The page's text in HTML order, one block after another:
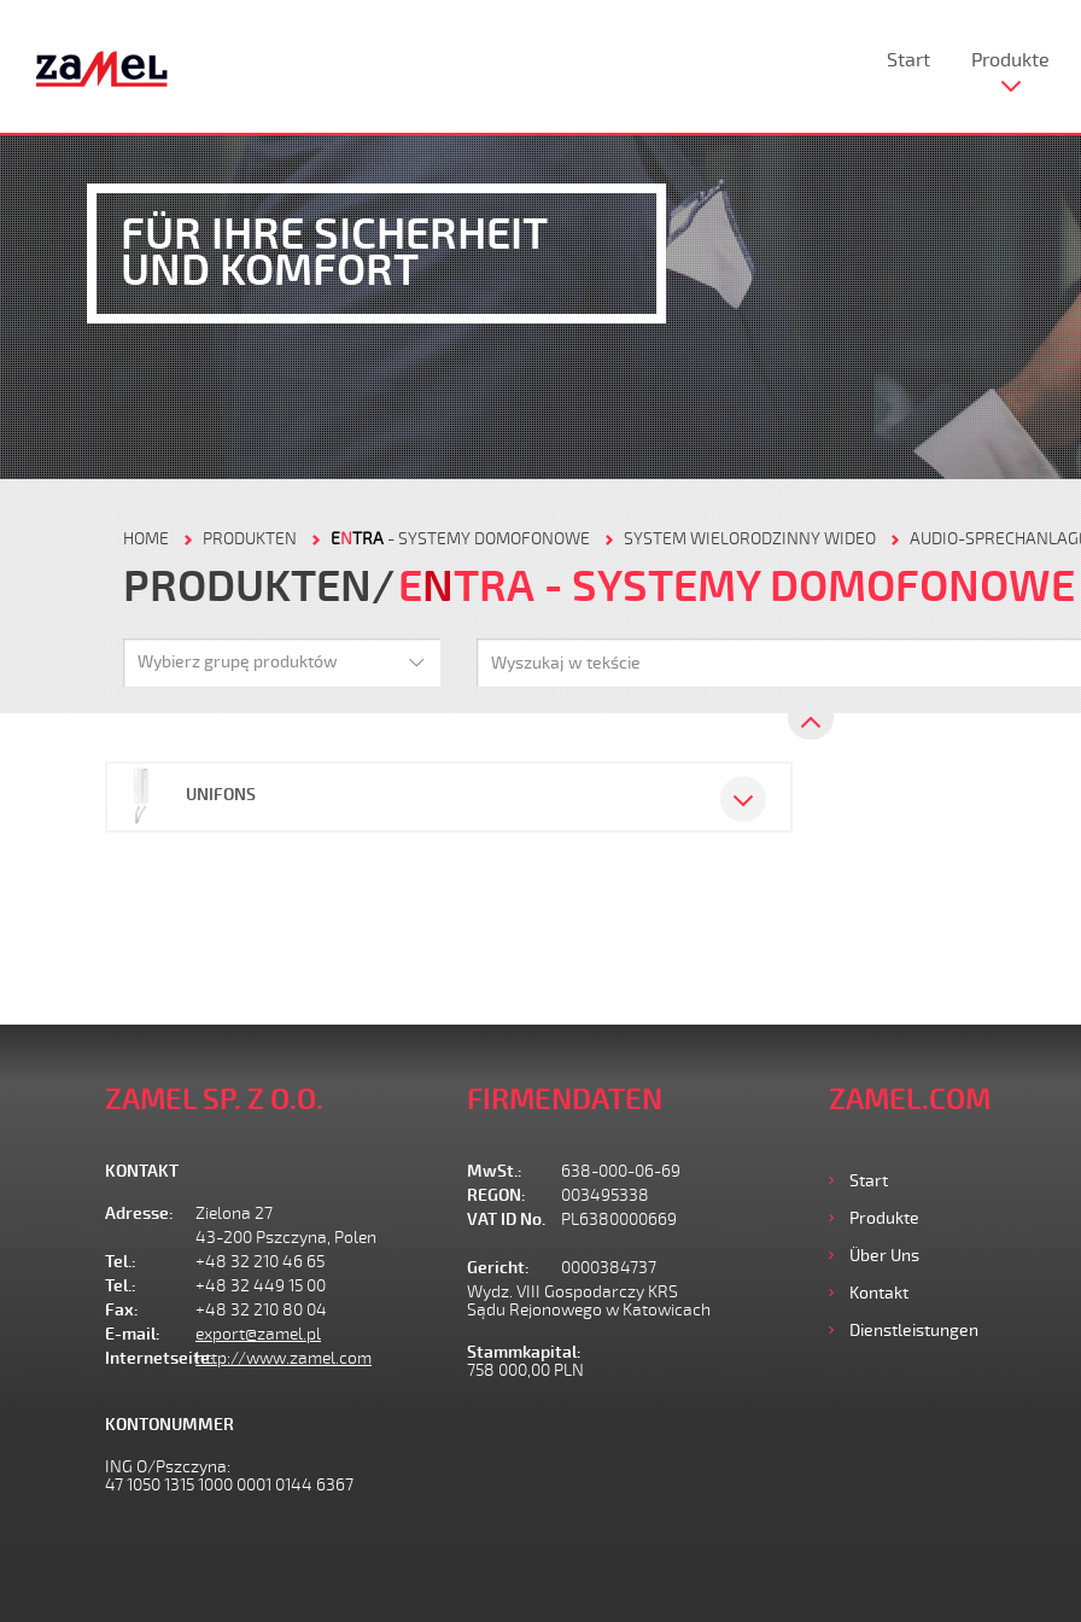
Start Produkte
FÜR IHRE SICHERHEIT
UND KOMFORT
HOME PRODUKTEN ENTRA - SYSTEMY DOMOFONOWE SYSTEM WIELORODZINNY WIDEO AUDIO-
PRODUKTEN ENTRA - SYSTEMY DOMOFONOWE
Wybierz grupę produktów
UNIFONS
ZAMEL SP. Z O.O.
KONTAKT
Adresse:
Zielona 27
43-200 Pszczyna, Polen
Tel.:
+48 32 210 46 65
Tel.:
+48 32 449 15 00
Fax:
+48 32 210 80 04
E-mail:
export@zamel.pl
Internetseite:http://www.zamel.com
KONTONUMMER
ING O/Pszczyna:
47 1050 1315 1000 0001 0144 6367
FIRMENDATEN
MwSt.:
638-000-06-69
REGON:
003495338
VAT ID No.
PL6380000669
Gericht:
0000384737
Wydz. VIII Gospodarczy KRS
Sądu Rejonowego w Katowicach
Stammkapital:
758 000,00 PLN
ZAMEL.COM
Start
Produkte
Über Uns
Kontakt
Dienstleistungen